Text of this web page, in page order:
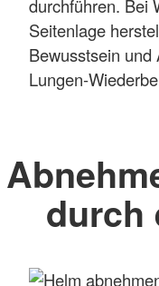
durchführen. Bei
Seitenlage
Bewusstsein
Lungen-
durch